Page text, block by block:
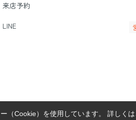
来店予約
LINE
（Cookie）を使用しています。 詳しく